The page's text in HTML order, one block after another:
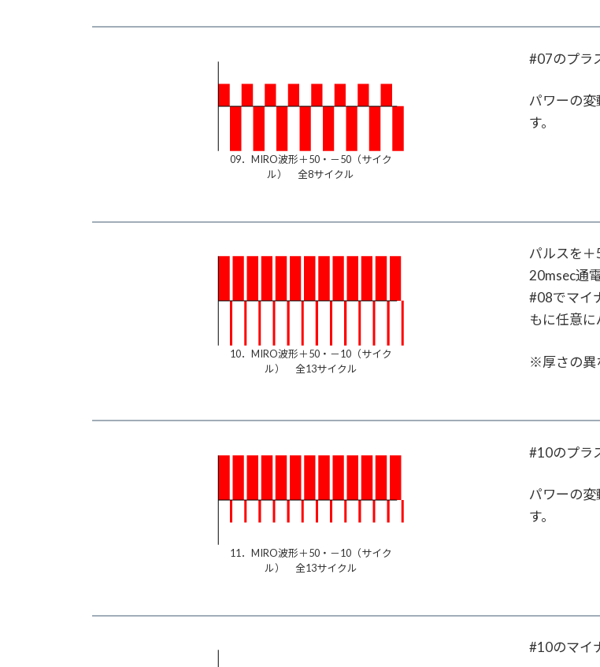
09．MIRO波形＋50・－50（サイク
ル） 全8サイクル
#07のプラ
パワーの
す。
10．MIRO波形＋50・－10（サイク
ル） 全13サイクル
パルスを
20msec通
#08でマイ
もに任意
※厚さの異
11．MIRO波形＋50・－10（サイク
ル） 全13サイクル
#10のプラ
パワーの
す。
#10のマイ